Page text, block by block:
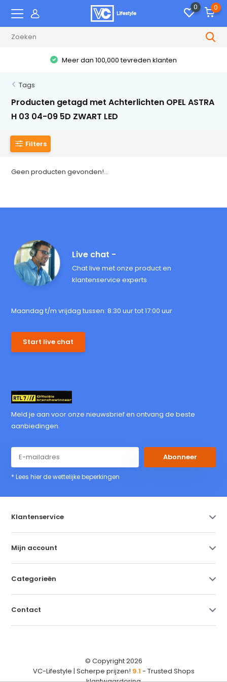
0 0
Meer dan 100,000 tevreden klanten
Tags
Producten getagd met Achterlichten OPEL ASTRA
H 03 04-09 5D ZWART LED
Filters
Geen producten gevonden!...
Live chat -
Chat live met onze product en
klantenservice experts
Maandag t/m vrijdag tussen: 8:30 uur tot 17:00 uur
Start live chat
Meld je aan voor onze nieuwsbrief en ontvang de beste
aanbiedingen.
Abonneer
* Lees hier de wettelijke beperkingen
Klantenservice
Mijn account
Categorieën
Contact
© Copyright 2026
VC-Lifestyle | Scherpe prijzen! 9.1 - Trusted Shops